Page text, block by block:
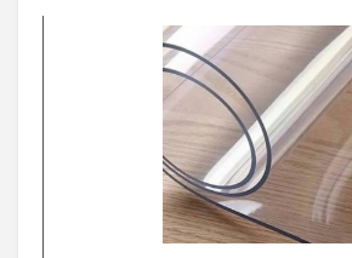
Select options